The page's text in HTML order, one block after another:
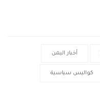
أخبار اليمن
كواليس سياسية